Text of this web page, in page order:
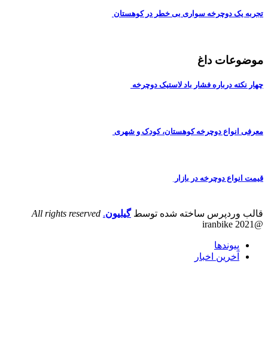
یک دوچرخه سواری بی خطر در کوهستان
داغ
نکته درباره فشار باد لاستیک دوچرخه
انواع دوچرخه کوهستان، کودک و شهری
انواع دوچرخه در بازار
وردپرس ساخته شده توسطگیلیون.
All rights reserved
@iranbike
پیوندها
آخرین اخبار